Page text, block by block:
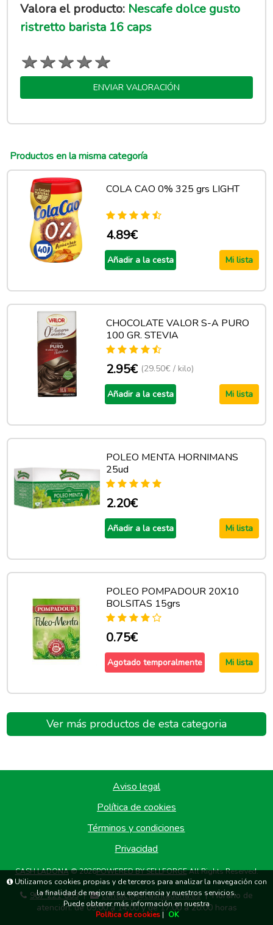
Valora el producto: Nescafe dolce gusto
ristretto barista 16 caps
ENVIAR VALORACIÓN
Productos en la misma categoría
COLA CAO 0% 325 grs LIGHT
4.89€
Añadir a la cesta Mi lista
CHOCOLATE VALOR S-A PURO
100 GR. STEVIA
2.95€ (29.50€ / kilo)
Añadir a la cesta Mi lista
POLEO MENTA HORNIMANS
25ud
2.20€
Añadir a la cesta Mi lista
POLEO POMPADOUR 20X10
BOLSITAS 15grs
0.75€
Agotado temporalmente Mi lista
Ver más productos de esta categoria
Aviso legal
Política de cookies
Términos y condiciones
Privacidad
CASH LADONA© 2026POWERED BY SELLFORGEAll Rights Reserved.
967 221 669 | contacto@cashladona.es | Horario de
atención: de 09:00 a 14:00 y de 17:00 a 20:00 horas
Utilizamos cookies propias y de terceros para analizar la navegación con
la finalidad de mejorar su experiencia y nuestros servicios.
Puede obtener más información en nuestra
Política de cookies| OK